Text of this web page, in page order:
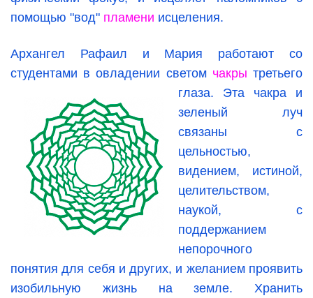
помощью "вод" пламени исцеления.
Архангел Рафаил и Мария работают со
студентами в овладении светом чакрытретьего
глаза. Эта чакра и
зеленый луч
связаны с
цельностью,
видением, истиной,
целительством,
наукой, с
поддержанием
непорочного
понятия для себя и других, и желанием проявить
изобильную жизнь на земле. Хранить